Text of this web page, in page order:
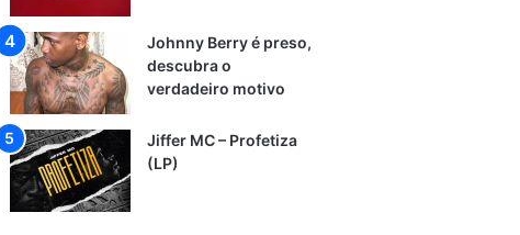
Johnny Berry é preso,
descubra o
verdadeiro motivo
Jiffer MC – Profetiza
(LP)